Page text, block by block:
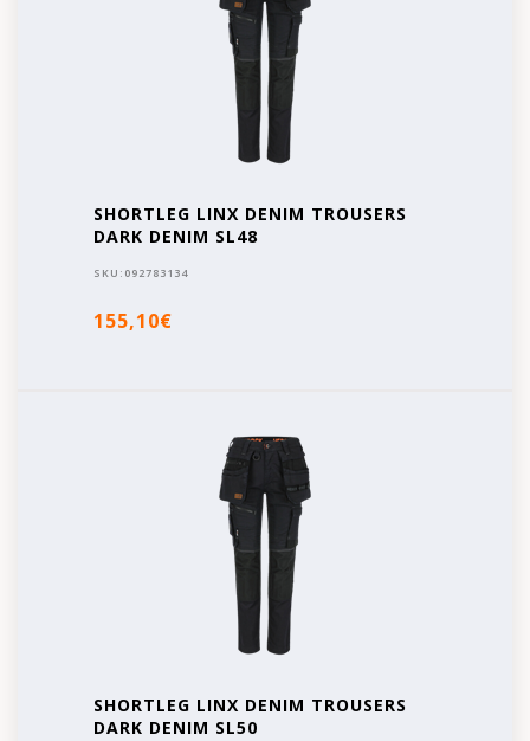
SHORTLEG LINX DENIM TROUSERS
DARK DENIM SL48
SKU: 092783134
155,10€
SHORTLEG LINX DENIM TROUSERS
DARK DENIM SL50